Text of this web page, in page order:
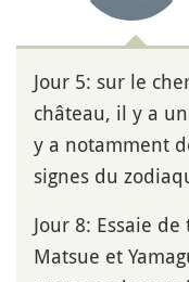
Jour 5: sur le
château, il y a
y a notamment
signes du
Jour 8: Essaie
Matsue et